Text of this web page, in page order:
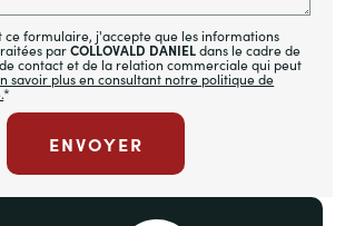
ce formulaire, j'accepte que les informations
parCOLLOVALD DANIELdans le cadre de
contact et de la relation commerciale qui peut
savoir plus en consultant notre politique de
*